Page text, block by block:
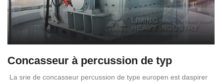
Concasseur à percussion de typ
La srie de concasseur percussion de type europen est daspirer